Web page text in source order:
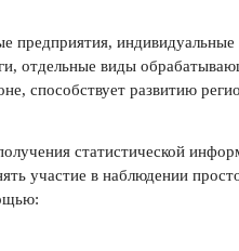
предприятия, индивидуальные
отдельные виды
способствует развитию
статистической
участие в наблюдении